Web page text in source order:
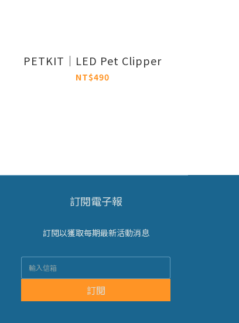
PETKIT｜LED Pet Clipper
NT$490
訂閱電子報
訂閱以獲取每期最新活動消息
訂閱